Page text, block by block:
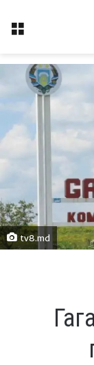
Меню
tv8.md